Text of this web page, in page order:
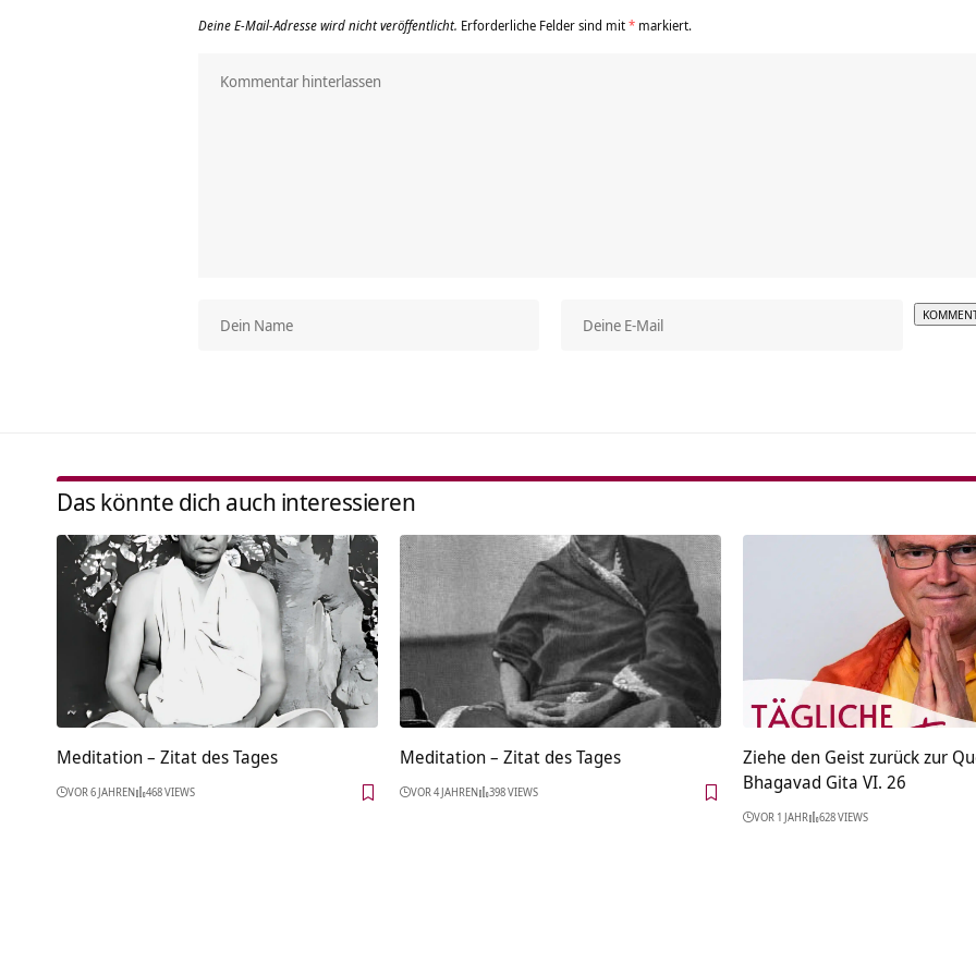
Deine E-Mail-Adresse wird nicht veröffentlicht. Erforderliche Felder sind mit* markiert.
Das könnte dich auch interessieren
Meditation – Zitat des Tages
VOR 6 JAHREN 468 VIEWS
Meditation – Zitat des Tages
VOR 4 JAHREN 398 VIEWS
Ziehe den Geist zurück zur
Bhagavad Gita VI. 26
VOR 1 JAHR 628 VIEWS